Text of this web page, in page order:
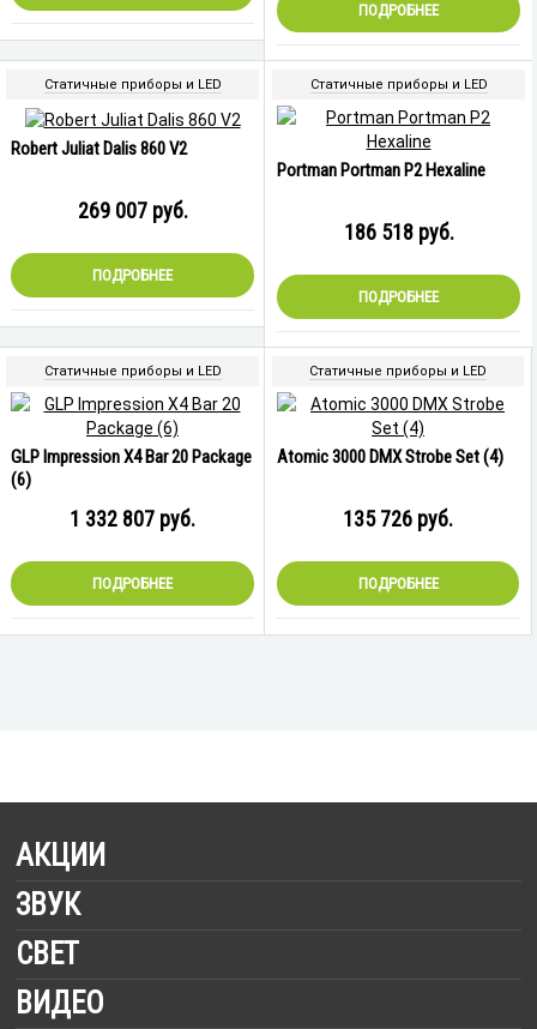
ПОДРОБНЕЕ
Статичные приборы и LED
Robert Juliat Dalis 860 V2
269 007руб.
ПОДРОБНЕЕ
Статичные приборы и LED
Portman Portman P2 Hexaline
186 518руб.
ПОДРОБНЕЕ
Статичные приборы и LED
GLP Impression X4 Bar 20 Package
(6)
1 332 807 руб.
ПОДРОБНЕЕ
Статичные приборы и LED
Atomic 3000 DMX Strobe Set (4)
135 726 руб.
ПОДРОБНЕЕ
АКЦИИ
Специальное предложение
В наличии на складе
ЗВУК
Микшеры / Консоли
Усилители
Аудио комплекты
СВЕТ
Приборы полного вращения
ВИДЕО